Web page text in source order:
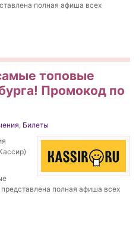
полная афиша всех
топовые
Промокод по
, Билеты
полная афиша всех